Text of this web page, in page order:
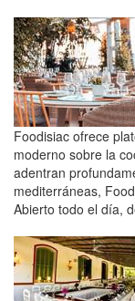
Foodisiac ofrece
moderno sobre la
adentran
mediterráneas,
Abierto todo el día,